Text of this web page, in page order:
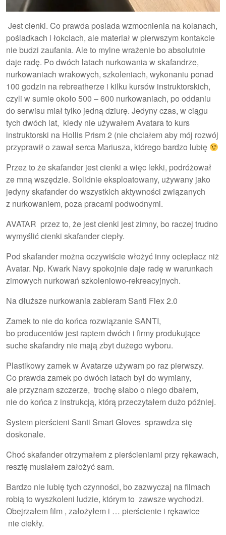
Jest cienki. Co prawda posiada wzmocnienia na kolanach,
pośladkach i łokciach, ale materiał w pierwszym kontakcie
nie budzi zaufania. Ale to mylne wrażenie bo absolutnie
daje radę. Po dwóch latach nurkowania w skafandrze,
nurkowaniach wrakowych, szkoleniach, wykonaniu ponad
100 godzin na rebreatherze i kilku kursów instruktorskich,
czyli w sumie około 500 – 600 nurkowaniach, po oddaniu
do serwisu miał tylko jedną dziurę. Jedyny czas, w ciągu
tych dwóch lat, kiedy nie używałem Avatara to kurs
instruktorski na Hollis Prism 2 (nie chciałem aby mój rozwój
przyprawił o zawał serca Mariusza, którego bardzo lubię
Przez to że skafander jest cienki a więc lekki, podróżował
ze mną wszędzie. Solidnie eksploatowany, używany jako
jedyny skafander do wszystkich aktywności związanych
z nurkowaniem, poza pracami podwodnymi.
AVATAR przez to, że jest cienki jest zimny, bo raczej trudno
wymyślić cienki skafander ciepły.
Pod skafander można oczywiście włożyć inny ocieplacz niż
Avatar. Np. Kwark Navy spokojnie daje radę w warunkach
zimowych nurkowań szkoleniowo-rekreacyjnych.
Na dłuższe nurkowania zabieram Santi Flex 2.0
Zamek to nie do końca rozwiązanie SANTI,
bo producentów jest raptem dwóch i firmy produkujące
suche skafandry nie mają zbyt dużego wyboru.
Plastikowy zamek w Avatarze używam po raz pierwszy.
Co prawda zamek po dwóch latach był do wymiany,
ale przyznam szczerze, trochę słabo o niego dbałem,
nie do końca z instrukcją, którą przeczytałem dużo później.
System pierścieni Santi Smart Gloves sprawdza się
doskonale.
Choć skafander otrzymałem z pierścieniami przy rękawach,
resztę musiałem założyć sam.
Bardzo nie lubię tych czynności, bo zazwyczaj na filmach
robią to wyszkoleni ludzie, którym to zawsze wychodzi.
Obejrzałem film , założyłem i … pierścienie i rękawice
nie ciekły.